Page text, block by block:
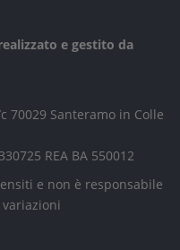
e gestito da
70029 Santeramo in Colle
REA BA 550012
e non è responsabile